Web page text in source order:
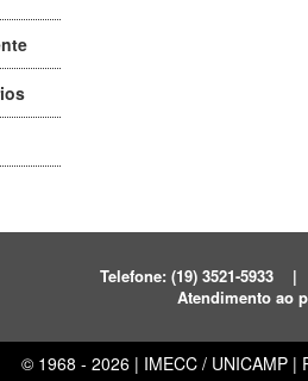
Telefone: (19) 3521-5933 |
Atendimento ao
© 1968 - 2026 | IMECC / UNICAMP |